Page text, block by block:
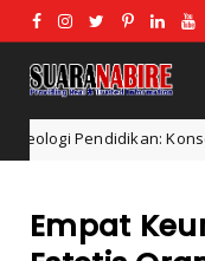
dan Bentuk
Empat